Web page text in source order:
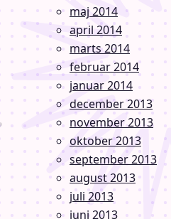
maj 2014
april 2014
marts 2014
februar 2014
januar 2014
december 2013
november 2013
oktober 2013
september 2013
august 2013
juli 2013
juni 2013